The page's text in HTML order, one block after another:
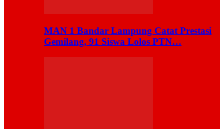
MAN 1 Bandar Lampung Catat Prestasi
Gemilang, 91 Siswa Lolos PTN…